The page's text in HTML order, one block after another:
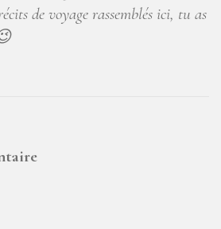
de voyage rassemblés ici, tu as